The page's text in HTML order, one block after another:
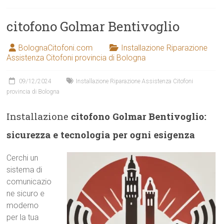
citofono Golmar Bentivoglio
BolognaCitofoni.com
Installazione Riparazione
Assistenza Citofoni provincia di Bologna
09/12/2024
Installazione Riparazione Assistenza Citofoni
provincia di Bologna
Installazione citofono Golmar Bentivoglio:
sicurezza e tecnologia per ogni esigenza
Cerchi un
sistema di
comunicazio
ne sicuro e
moderno
per la tua